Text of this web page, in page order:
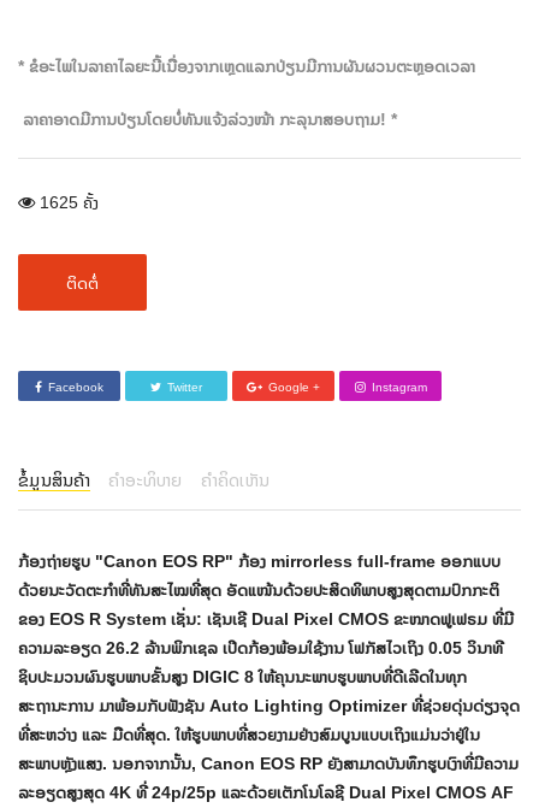
* ຂໍອະໄພໃນລາຄາໄລຍະນີ້ເນື່ອງຈາກເຫຼດແລກປ່ຽນມີການຜັນຜວນຕະຫຼອດເວລາ
ລາຄາອາດມີການປ່ຽນໂດຍບໍ່ທັນແຈ້ງລ່ວງໜ້າ ກະລຸນາສອບຖາມ! *
1625 ຄັ້ງ
ຕິດຕໍ່
Facebook Twitter Google + Instagram
ຂໍ້ມູນສິນຄ້າ ຄຳອະທິບາຍ ຄຳຄິດເຫັນ
ກ້ອງຖ່າຍຮູບ "Canon EOS RP" ກ້ອງ mirrorless full-frame ອອກແບບ
ດ້ວຍນະວັດຕະກໍາທີ່ທັນສະໄໝທີ່ສຸດ ອັດແໜ້ນດ້ວຍປະສິດທິພາບສູງສຸດຕາມປົກກະຕິ
ຂອງ EOS R System ເຊັ່ນ: ເຊັນເຊີ Dual Pixel CMOS ຂະໜາດຟູເຟຣມ ທີ່ມີ
ຄວາມລະອຽດ 26.2 ລ້ານພິກເຊລ ເປີດກ້ອງພ້ອມໃຊ້ງານ ໂຟກັສໄວເຖິງ 0.05 ວິນາທີ
ຊິບປະມວນຜົນຮູບພາບຂັ້ນສູງ DIGIC 8 ໃຫ້ຄຸນນະພາບຮູບພາບທີ່ດີເລີດໃນທຸກ
ສະຖານະການ ມາພ້ອມກັບຟັງຊັນ Auto Lighting Optimizer ທີ່ຊ່ວຍດຸ່ນດ່ຽງຈຸດ
ທີ່ສະຫວ່າງ ແລະ ມືດທີ່ສຸດ. ໃຫ້ຮູບພາບທີ່ສວຍງາມຢ່າງສົມບູນແບບເຖິງແມ່ນວ່າຢູ່ໃນ
ສະພາບຫຼັງແສງ. ນອກຈາກນັ້ນ, Canon EOS RP ຍັງສາມາດບັນທຶກຮູບເງົາທີ່ມີຄວາມ
ລະອຽດສູງສຸດ 4K ທີ່ 24p/25p ແລະດ້ວຍເຕັກໂນໂລຊີ Dual Pixel CMOS AF